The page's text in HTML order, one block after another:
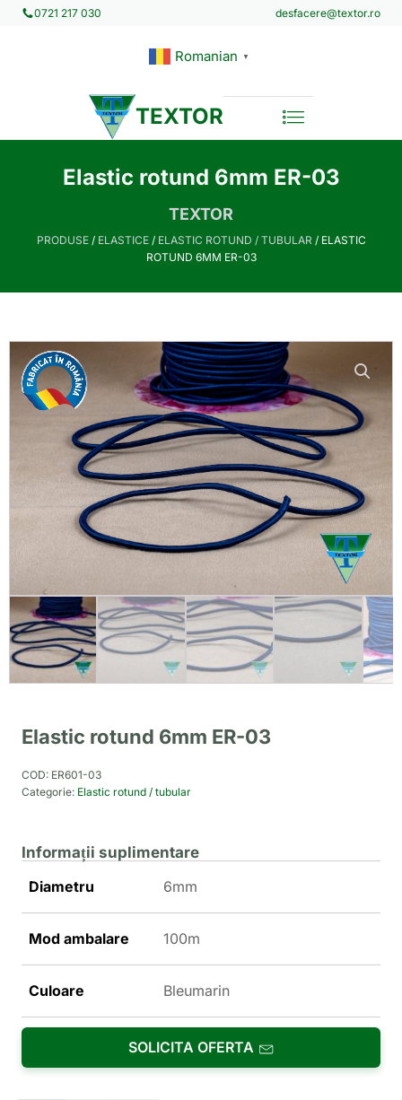
0721 217 030 desfacere@textor.ro
Romanian ▼
TEXTOR
Elastic rotund 6mm ER-03
TEXTOR
PRODUSE/ ELASTICE/ ELASTIC ROTUND / TUBULAR / ELASTIC
ROTUND 6MM ER-03
Elastic rotund 6mm ER-03
COD: ER601-03
Categorie: Elastic rotund / tubular
Informații suplimentare
Diametru
6mm
Mod ambalare 100m
Culoare Bleumarin
SOLICITA OFERTA